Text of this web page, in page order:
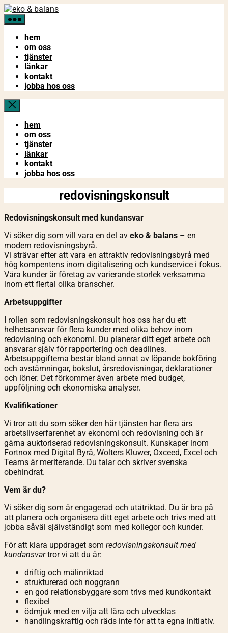
Hoppa
till
innehåll
eko
hem
om oss
tjänster
länkar
kontakt
jobba hos oss
hem
om oss
tjänster
länkar
kontakt
jobba hos oss
redovisningskonsult
Redovisningskonsult med kundansvar
Vi söker dig som vill vara en del av eko & balans – en
modern redovisningsbyrå.
Vi strävar efter att vara en attraktiv redovisningsbyrå med
hög kompentens inom digitalisering och kundservice i fokus.
Våra kunder är företag av varierande storlek verksamma
inom ett flertal olika branscher.
Arbetsuppgifter
I rollen som redovisningskonsult hos oss har du ett
helhetsansvar för flera kunder med olika behov inom
redovisning och ekonomi. Du planerar ditt eget arbete och
ansvarar själv för rapportering och deadlines.
Arbetsuppgifterna består bland annat av löpande bokföring
och avstämningar, bokslut, årsredovisningar, deklarationer
och löner. Det förkommer även arbete med budget,
uppföljning och ekonomiska analyser.
Kvalifikationer
Vi tror att du som söker den här tjänsten har flera års
arbetslivserfarenhet av ekonomi och redovisning och är
gärna auktoriserad redovisningskonsult. Kunskaper inom
Fortnox med Digital Byrå, Wolters Kluwer, Oxceed, Excel och
Teams är meriterande. Du talar och skriver svenska
obehindrat.
Vem är du?
Vi söker dig som är engagerad och utåtriktad. Du är bra på
att planera och organisera ditt eget arbete och trivs med att
jobba såväl självständigt som med kollegor och kunder.
För att klara uppdraget som redovisningskonsult med
kundansvartror vi att du är:
driftig och målinriktad
strukturerad och noggrann
en god relationsbyggare som trivs med kundkontakt
flexibel
ödmjuk med en vilja att lära och utvecklas
handlingskraftig och räds inte för att ta egna initiativ.